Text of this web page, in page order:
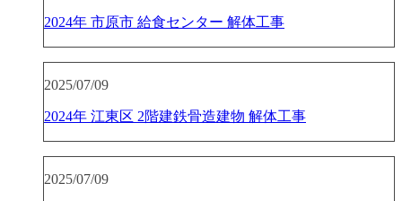
2024年 市原市 給食センター 解体工事
2025/07/09
2024年 江東区 2階建鉄骨造建物 解体工事
2025/07/09